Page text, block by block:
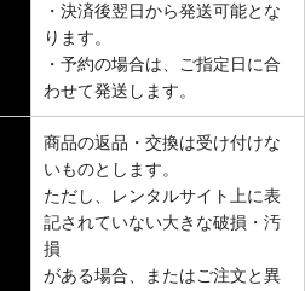
・決済後翌日から発送可能とな
ります。
・予約の場合は、ご指定日に合
わせて発送します。
商品の返品・交換は受け付けな
いものとします。
ただし、レンタルサイト上に表
記されていない大きな破損・汚
損
がある場合、またはご注文と異